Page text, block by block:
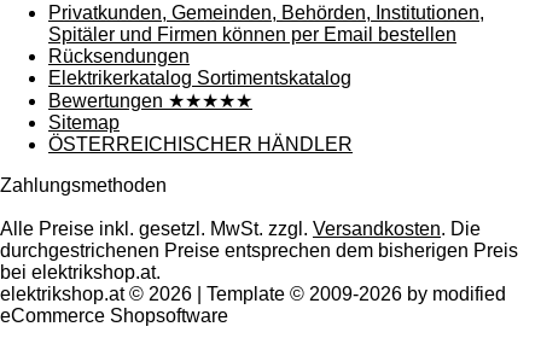
Privatkunden, Gemeinden, Behörden, Institutionen,
Spitäler und Firmen können per Email bestellen
Rücksendungen
Elektrikerkatalog Sortimentskatalog
Bewertungen ★★★★★
Sitemap
ÖSTERREICHISCHER HÄNDLER
Zahlungsmethoden
Alle Preise inkl. gesetzl. MwSt. zzgl. Versandkosten. Die
durchgestrichenen Preise entsprechen dem bisherigen Preis
bei elektrikshop.at.
elektrikshop.at © 2026 | Template © 2009-2026 by modified
eCommerce Shopsoftware